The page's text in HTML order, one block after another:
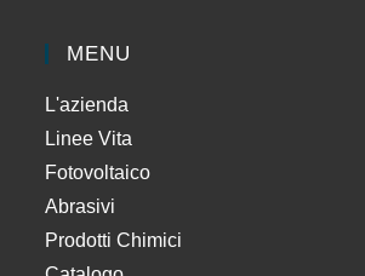
MENU
L'azienda
Linee Vita
Fotovoltaico
Abrasivi
Prodotti Chimici